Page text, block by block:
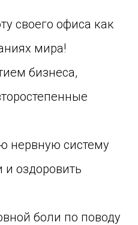
своего офиса как
мира!
бизнеса,
нервную систему
и оздоровить
боли по поводу